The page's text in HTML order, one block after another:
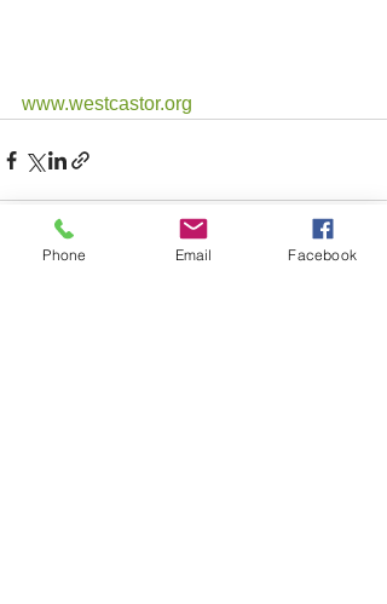
www.westcastor.org
Phone Email Facebook